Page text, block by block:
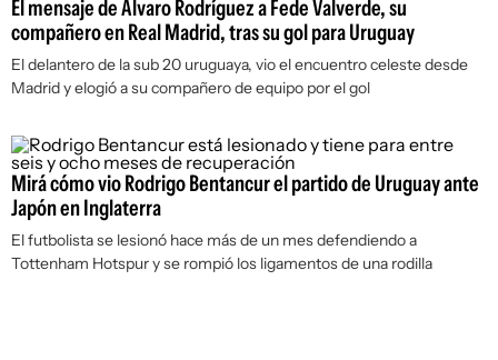
El mensaje de Álvaro Rodríguez a Fede Valverde, su
compañero en Real Madrid, tras su gol para Uruguay
El delantero de la sub 20 uruguaya, vio el encuentro celeste desde
Madrid y elogió a su compañero de equipo por el gol
Mirá cómo vio Rodrigo Bentancur el partido de Uruguay ante
Japón en Inglaterra
El futbolista se lesionó hace más de un mes defendiendo a
Tottenham Hotspur y se rompió los ligamentos de una rodilla